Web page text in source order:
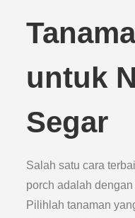
untuk
Segar
Salah satu cara
porch adalah
Pilihlah tanaman